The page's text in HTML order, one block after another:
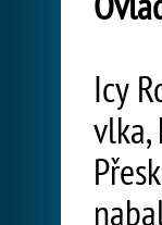
Icy